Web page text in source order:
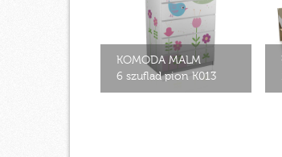
KOMODA MALM
6 szuflad pion K013